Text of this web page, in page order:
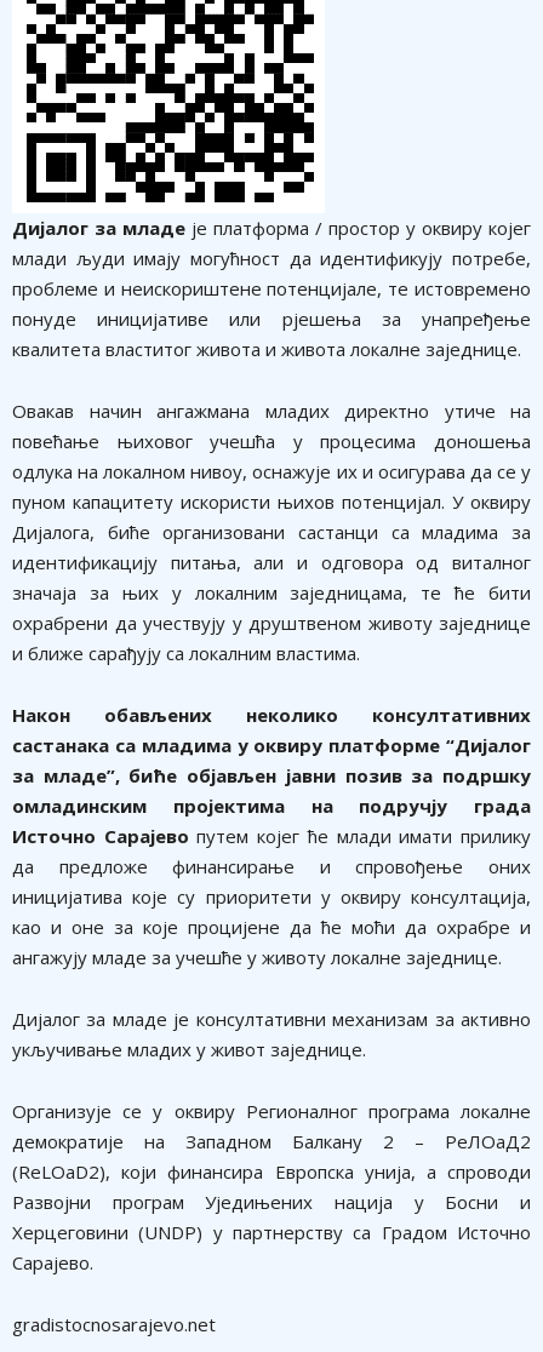
Дијалог за младе је платформа / простор у оквиру којег
млади људи имају могућност да идентификују потребе,
проблеме и неискориштене потенцијале, те истовремено
понуде иницијативе или рјешења за унапређење
квалитета властитог живота и живота локалне заједнице.
Овакав начин ангажмана младих директно утиче на
повећање њиховог учешћа у процесима доношења
одлука на локалном нивоу, оснажује их и осигурава да се у
пуном капацитету искористи њихов потенцијал. У оквиру
Дијалога, биће организовани састанци са младима за
идентификацију питања, али и одговора од виталног
значаја за њих у локалним заједницама, те ће бити
охрабрени да учествују у друштвеном животу заједнице
и ближе сарађују са локалним властима.
Након обављених неколико консултативних
састанака са младима у оквиру платформе “Дијалог
за младе”, биће објављен јавни позив за подршку
омладинским пројектима на подручју града
Источно Сарајево путем којег ће млади имати прилику
да предложе финансирање и спровођење оних
иницијатива које су приоритети у оквиру консултација,
као и оне за које процијене да ће моћи да охрабре и
ангажују младе за учешће у животу локалне заједнице.
Дијалог за младе је консултативни механизам за активно
укључивање младих у живот заједнице.
Организује се у оквиру Регионалног програма локалне
демократије на Западном Балкану 2 – РеЛОаД2
(ReLOaD2), који финансира Европска унија, а спроводи
Развојни програм Уједињених нација у Босни и
Херцеговини (UNDP) у партнерству са Градом Источно
Сарајево.
gradistocnosarajevo.net